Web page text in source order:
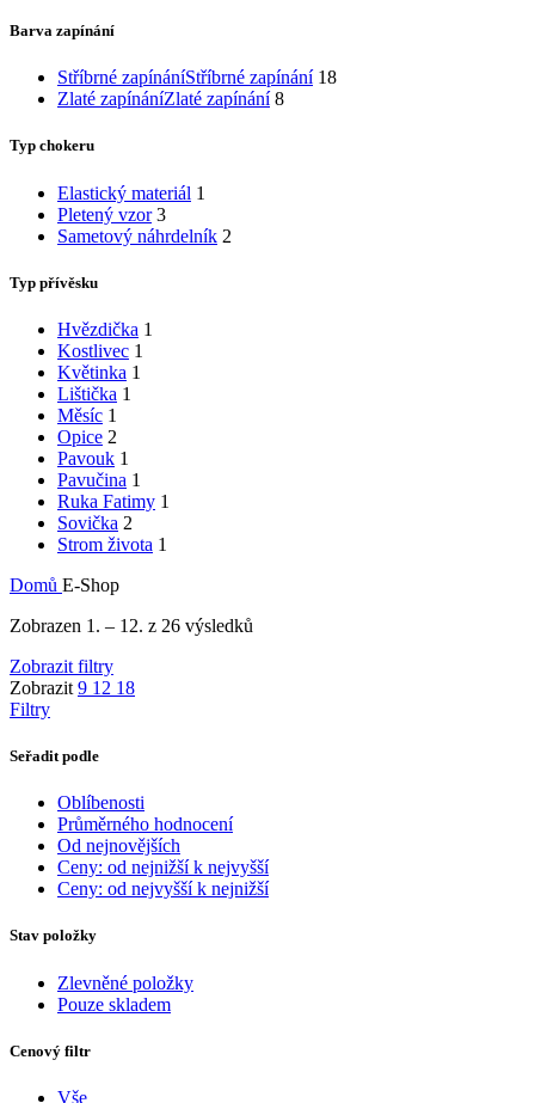
Barva zapínání
Stříbrné zapínáníStříbrné zapínání 18
Zlaté zapínáníZlaté zapínání 8
Typ chokeru
Elastický materiál 1
Pletený vzor 3
Sametový náhrdelník 2
Typ přívěsku
Hvězdička 1
Kostlivec 1
Květinka 1
Lištička 1
Měsíc 1
Opice 2
Pavouk 1
Pavučina 1
Ruka Fatimy 1
Sovička 2
Strom života 1
Domů E-Shop
Zobrazen 1. – 12. z 26 výsledků
Zobrazit filtry
Zobrazit 9 12 18
Filtry
Seřadit podle
Oblíbenosti
Průměrného hodnocení
Od nejnovějších
Ceny: od nejnižší k nejvyšší
Ceny: od nejvyšší k nejnižší
Stav položky
Zlevněné položky
Pouze skladem
Cenový filtr
Vše